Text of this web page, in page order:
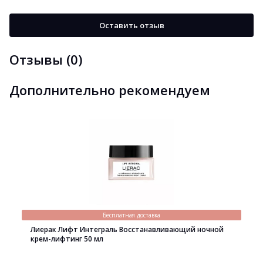
Отзывы (0)
Оставить отзыв
Дополнительно рекомендуем
Бесплатная доставка
Лиерак Лифт Интеграль Восстанавливающий ночной
крем-лифтинг 50 мл